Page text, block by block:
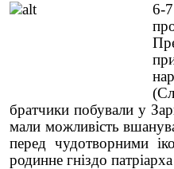
6-
братчики побували у
мали можливість
перед чудотворними
родинне гніздо